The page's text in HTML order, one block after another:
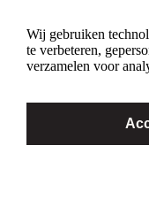
Home
Wij gebruiken
te verbeteren,
verzamelen voor